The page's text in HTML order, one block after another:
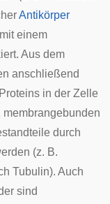
Antikörper
einem
Aus dem
anschließend
in der Zelle
durch
(z. B.
Tubulin). Auch
sind